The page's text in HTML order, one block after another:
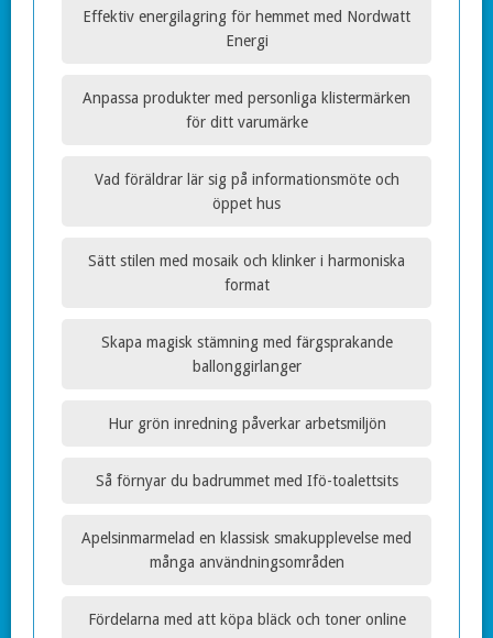
Effektiv energilagring för hemmet med Nordwatt
Energi
Anpassa produkter med personliga klistermärken
för ditt varumärke
Vad föräldrar lär sig på informationsmöte och
öppet hus
Sätt stilen med mosaik och klinker i harmoniska
format
Skapa magisk stämning med färgsprakande
ballonggirlanger
Hur grön inredning påverkar arbetsmiljön
Så förnyar du badrummet med Ifö-toalettsits
Apelsinmarmelad en klassisk smakupplevelse med
många användningsområden
Fördelarna med att köpa bläck och toner online